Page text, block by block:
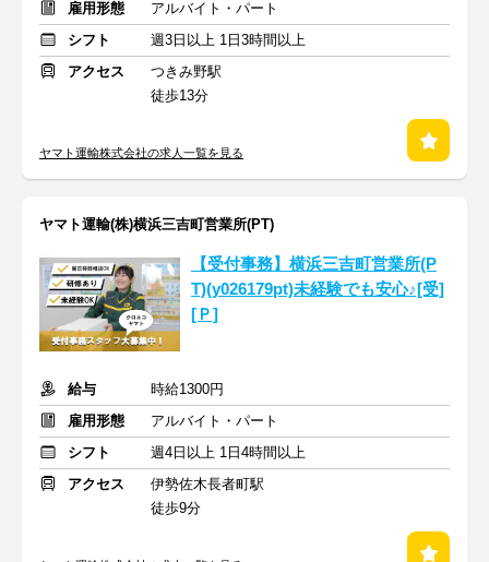
雇用形態
アルバイト・パート
シフト
週3日以上 1日3時間以上
アクセス
つきみ野駅
徒歩13分
ヤマト運輸株式会社の求人一覧を見る
ヤマト運輸(株)横浜三吉町営業所(PT)
【受付事務】横浜三吉町営業所(P
T)(y026179pt)未経験でも安心♪[受]
[Ｐ]
給与
時給1300円
雇用形態
アルバイト・パート
シフト
週4日以上 1日4時間以上
アクセス
伊勢佐木長者町駅
徒歩9分